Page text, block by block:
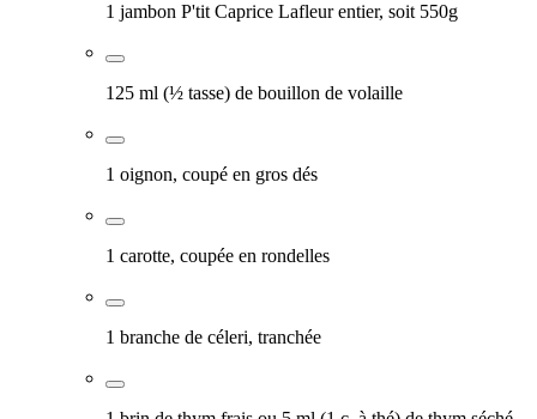
1 jambon P'tit Caprice Lafleur entier, soit 550g
125 ml (½ tasse) de bouillon de volaille
1 oignon, coupé en gros dés
1 carotte, coupée en rondelles
1 branche de céleri, tranchée